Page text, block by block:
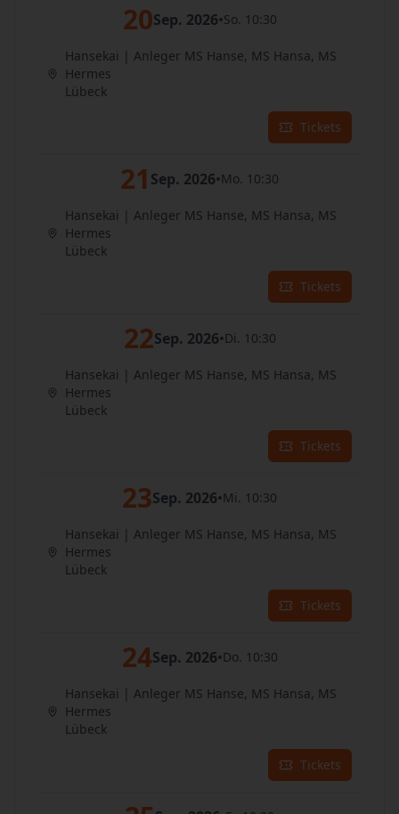
20Sep. 2026•So. 10:30
Hansekai | Anleger MS Hanse, MS Hansa, MS
Hermes
Lübeck
Tickets
21 Sep. 2026•Mo. 10:30
Hansekai | Anleger MS Hanse, MS Hansa, MS
Hermes
Lübeck
Tickets
22Sep. 2026•Di. 10:30
Hansekai | Anleger MS Hanse, MS Hansa, MS
Hermes
Lübeck
Tickets
23Sep. 2026•Mi. 10:30
Hansekai | Anleger MS Hanse, MS Hansa, MS
Hermes
Lübeck
Tickets
24Sep. 2026•Do. 10:30
Hansekai | Anleger MS Hanse, MS Hansa, MS
Hermes
Lübeck
Tickets